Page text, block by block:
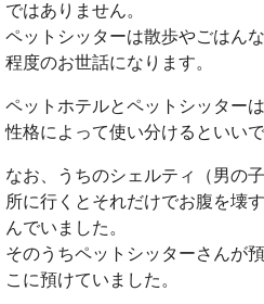
ではありません。
ペットシッターは散歩やごはん
程度のお世話になります。
ペットホテルとペットシッター
性格によって使い分けるといいで
なお、うちのシェルティ（男の
所に行くとそれだけでお腹を壊
んでいました。
そのうちペットシッターさんが
こに預けていました。